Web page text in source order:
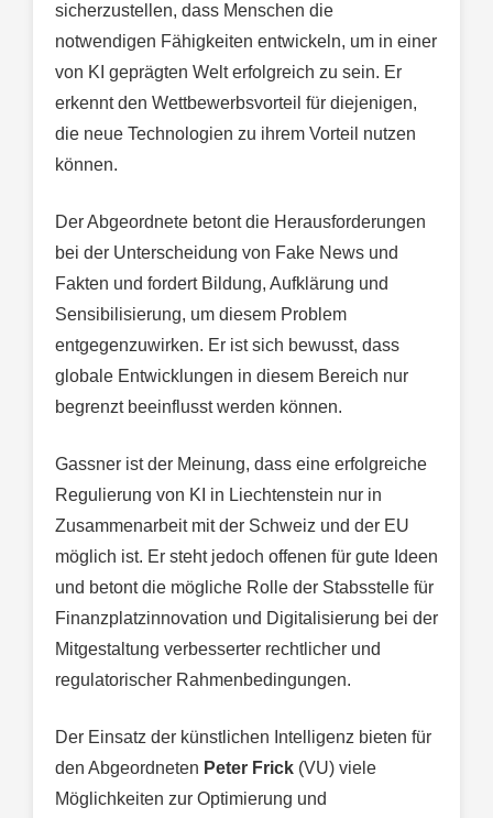
sicherzustellen, dass Menschen die
notwendigen Fähigkeiten entwickeln, um in einer
von KI geprägten Welt erfolgreich zu sein. Er
erkennt den Wettbewerbsvorteil für diejenigen,
die neue Technologien zu ihrem Vorteil nutzen
können.
Der Abgeordnete betont die Herausforderungen
bei der Unterscheidung von Fake News und
Fakten und fordert Bildung, Aufklärung und
Sensibilisierung, um diesem Problem
entgegenzuwirken. Er ist sich bewusst, dass
globale Entwicklungen in diesem Bereich nur
begrenzt beeinflusst werden können.
Gassner ist der Meinung, dass eine erfolgreiche
Regulierung von KI in Liechtenstein nur in
Zusammenarbeit mit der Schweiz und der EU
möglich ist. Er steht jedoch offenen für gute Ideen
und betont die mögliche Rolle der Stabsstelle für
Finanzplatzinnovation und Digitalisierung bei der
Mitgestaltung verbesserter rechtlicher und
regulatorischer Rahmenbedingungen.
Der Einsatz der künstlichen Intelligenz bieten für
den Abgeordneten Peter Frick (VU) viele
Möglichkeiten zur Optimierung und